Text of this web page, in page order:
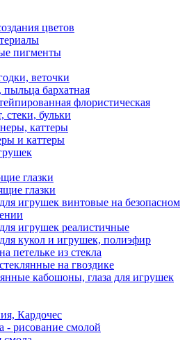
цветов
пигменты
веточки
бархатная
флористическая
стеки, бульки
каттеры
и каттеры
глазки
глазки
игрушек винтовые на безопасном
игрушек реалистичные
кукол и игрушек, полиэфир
петельке из стекла
на гвоздике
кабошоны, глаза для игрушек
Кардочес
- рисование смолой